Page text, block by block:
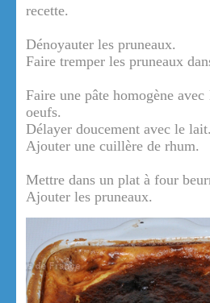
recette.
Dénoyauter les pruneaux.
Faire tremper les pruneaux
Faire une pâte homogène
oeufs.
Délayer doucement avec le lait.
Ajouter une cuillère de rhum.
Mettre dans un plat à four
Ajouter les pruneaux.